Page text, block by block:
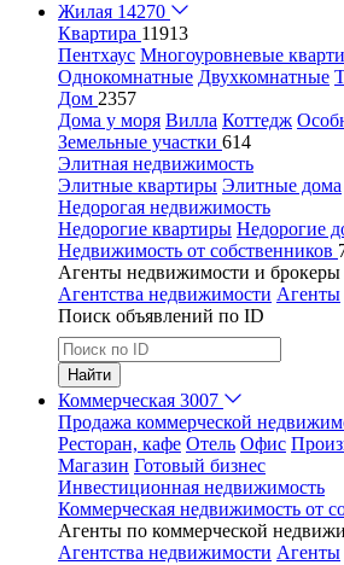
Жилая 14270
Квартира 11913
Пентхаус Многоуровневые
Однокомнатные Двухкомнатные
Дом 2357
Дома у моря Вилла Коттедж
Земельные участки 614
Элитная недвижимость
Элитные квартиры Элитные дома
Недорогая недвижимость
Недорогие квартиры Недорогие
Недвижимость от собственников
Агенты недвижимости и брокеры
Агентства недвижимости Агенты
Поиск объявлений по ID
Найти
Коммерческая 3007
Продажа коммерческой
Ресторан, кафе Отель Офис
Магазин Готовый бизнес
Инвестиционная недвижимость
Коммерческая недвижимость от
Агенты по коммерческой
Агентства недвижимости Агенты